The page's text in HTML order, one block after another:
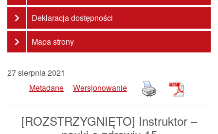
Deklaracja dostępności
Mapa strony
27 sierpnia 2021
Metadane
Wersjonowanie
[ROZSTRZYGNIĘTO] Instruktor –